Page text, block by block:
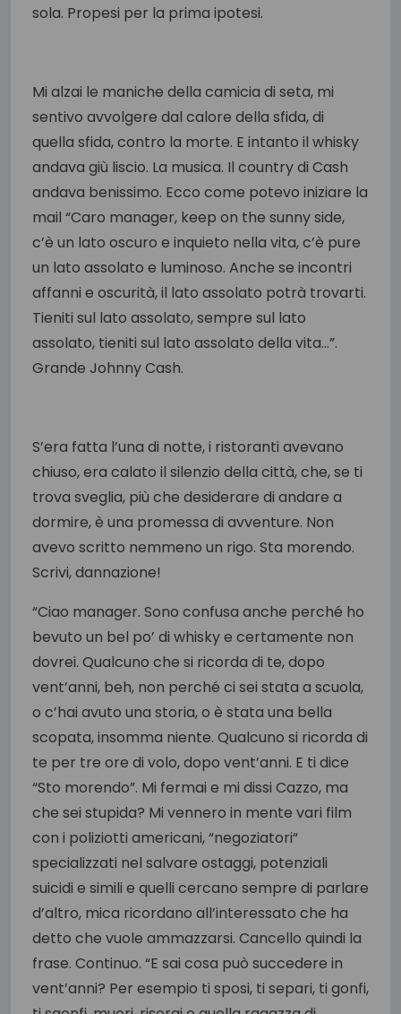
sola. Propesi per la prima ipotesi.
Mi alzai le maniche della camicia di seta, mi
sentivo avvolgere dal calore della sfida, di
quella sfida, contro la morte. E intanto il whisky
andava giù liscio. La musica. Il country di Cash
andava benissimo. Ecco come potevo iniziare la
mail “Caro manager, keep on the sunny side,
c’è un lato oscuro e inquieto nella vita, c’è pure
un lato assolato e luminoso. Anche se incontri
affanni e oscurità, il lato assolato potrà trovarti.
Tieniti sul lato assolato, sempre sul lato
assolato, tieniti sul lato assolato della vita…”.
Grande Johnny Cash.
S’era fatta l’una di notte, i ristoranti avevano
chiuso, era calato il silenzio della città, che, se ti
trova sveglia, più che desiderare di andare a
dormire, è una promessa di avventure. Non
avevo scritto nemmeno un rigo. Sta morendo.
Scrivi, dannazione!
“Ciao manager. Sono confusa anche perché ho
bevuto un bel po’ di whisky e certamente non
dovrei. Qualcuno che si ricorda di te, dopo
vent’anni, beh, non perché ci sei stata a scuola,
o c’hai avuto una storia, o è stata una bella
scopata, insomma niente. Qualcuno si ricorda di
te per tre ore di volo, dopo vent’anni. E ti dice
“Sto morendo”. Mi fermai e mi dissi Cazzo, ma
che sei stupida? Mi vennero in mente vari film
con i poliziotti americani, “negoziatori“
specializzati nel salvare ostaggi, potenziali
suicidi e simili e quelli cercano sempre di parlare
d’altro, mica ricordano all’interessato che ha
detto che vuole ammazzarsi. Cancello quindi la
frase. Continuo. “E sai cosa può succedere in
vent’anni? Per esempio ti sposi, ti separi, ti gonfi,